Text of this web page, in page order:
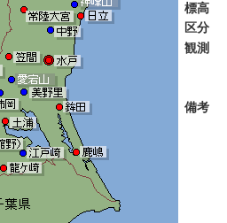
標高
区分
観測
備考